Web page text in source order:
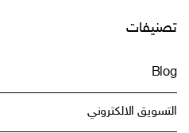
تصنيفات
Blog
التسويق الالكتروني